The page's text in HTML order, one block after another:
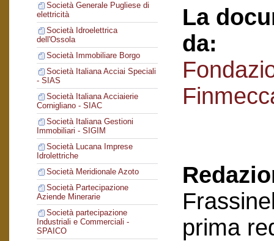
Società Generale Pugliese di
elettricità
Società Idroelettrica
dell'Ossola
Società Immobiliare Borgo
Società Italiana Acciai Speciali
- SIAS
Società Italiana Acciaierie
Cornigliano - SIAC
Società Italiana Gestioni
Immobiliari - SIGIM
Società Lucana Imprese
Idrolettriche
Società Meridionale Azoto
Società Partecipazione
Aziende Minerarie
Società partecipazione
Industriali e Commerciali -
SPAICO
La
da:
prima